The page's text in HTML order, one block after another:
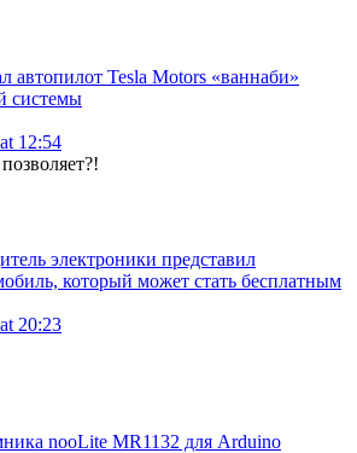
автопилот Tesla Motors «ваннаби»
системы
12:54
электроники представил
который может стать бесплатным
20:23
nooLite MR1132 для Arduino